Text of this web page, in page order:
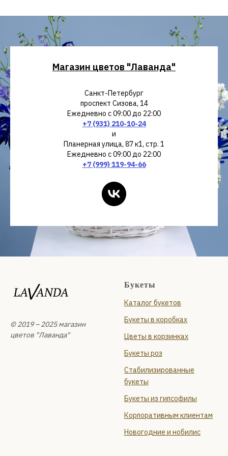
Магазин цветов "Лаванда"
Санкт-Петербург
проспект Сизова, 14
Ежедневно с 09:00 до 22:00
+7 (931) 210-10-24
и
Планерная улица, 87 к1, стр. 1
Ежедневно с 09:00 до 22:00
+7 (999) 119-94-66
© 2019 – 2025 магазин
цветов "Лаванда"
Букеты
Каталог букетов
Букеты в коробках
Цветы в корзинках
Букеты роз
Стабилизированные
букеты
Букеты из гипсофилы
Корпоративным клиентам
Новогодние и нобилис